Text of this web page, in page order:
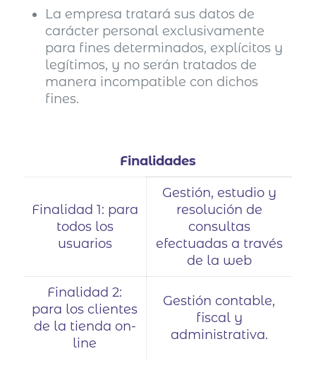
La empresa tratará sus datos de
carácter personal exclusivamente
para fines determinados, explícitos y
legítimos, y no serán tratados de
manera incompatible con dichos
fines.
Finalidades
Finalidad 1: para
todos los
usuarios
Gestión, estudio y
resolución de
consultas
efectuadas a través
de la web
Finalidad 2:
para los clientes
de la tienda on-
line
Gestión contable,
fiscal y
administrativa.